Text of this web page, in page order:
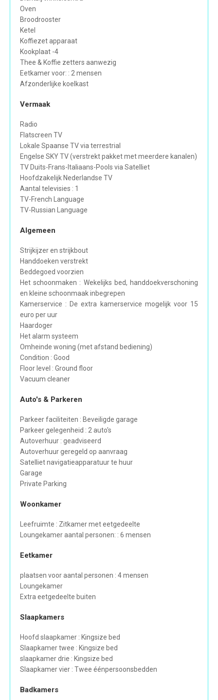
Oven
Broodrooster
Ketel
Koffiezet apparaat
Kookplaat -4
Thee & Koffie zetters aanwezig
Eetkamer voor: : 2 mensen
Afzonderlijke koelkast
Vermaak
Radio
Flatscreen TV
Lokale Spaanse TV via terrestrial
Engelse SKY TV (verstrekt pakket met meerdere kanalen)
TV Duits-Frans-Italiaans-Pools via Satelliet
Hoofdzakelijk Nederlandse TV
Aantal televisies : 1
TV-French Language
TV-Russian Language
Algemeen
Strijkijzer en strijkbout
Handdoeken verstrekt
Beddegoed voorzien
Het schoonmaken : Wekelijks bed, handdoekverschoning
en kleine schoonmaak inbegrepen
Kamerservice : De extra kamerservice mogelijk voor 15
euro per uur
Haardoger
Het alarm systeem
Omheinde woning (met afstand bediening)
Condition : Good
Floor level : Ground floor
Vacuum cleaner
Auto's & Parkeren
Parkeer faciliteiten : Beveiligde garage
Parkeer gelegenheid : 2 auto's
Autoverhuur : geadviseerd
Autoverhuur geregeld op aanvraag
Satelliet navigatieapparatuur te huur
Garage
Private Parking
Woonkamer
Leefruimte : Zitkamer met eetgedeelte
Loungekamer aantal personen: : 6 mensen
Eetkamer
plaatsen voor aantal personen : 4 mensen
Loungekamer
Extra eetgedeelte buiten
Slaapkamers
Hoofd slaapkamer : Kingsize bed
Slaapkamer twee : Kingsize bed
slaapkamer drie : Kingsize bed
Slaapkamer vier : Twee éénpersoonsbedden
Badkamers